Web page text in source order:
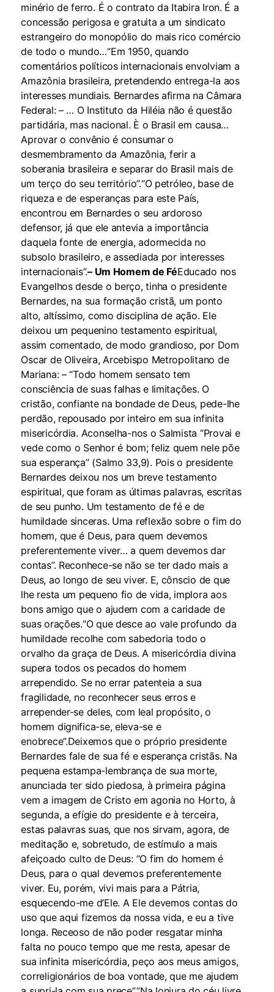
minério de ferro. É o contrato da Itabira Iron. É a
concessão perigosa e gratuita a um sindicato
estrangeiro do monopólio do mais rico comércio
de todo o mundo…“Em 1950, quando
comentários políticos internacionais envolviam a
Amazônia brasileira, pretendendo entrega-la aos
interesses mundiais. Bernardes afirma na Câmara
Federal: – … O Instituto da Hiléia não é questão
partidária, mas nacional. È o Brasil em causa…
Aprovar o convênio é consumar o
desmembramento da Amazônia, ferir a
soberania brasileira e separar do Brasil mais de
um terço do seu território”.“O petróleo, base de
riqueza e de esperanças para este País,
encontrou em Bernardes o seu ardoroso
defensor, já que ele antevia a importância
daquela fonte de energia, adormecida no
subsolo brasileiro, e assediada por interesses
internacionais”.– Um Homem de FéEducado nos
Evangelhos desde o berço, tinha o presidente
Bernardes, na sua formação cristã, um ponto
alto, altíssimo, como disciplina de ação. Ele
deixou um pequenino testamento espiritual,
assim comentado, de modo grandioso, por Dom
Oscar de Oliveira, Arcebispo Metropolitano de
Mariana: – “Todo homem sensato tem
consciência de suas falhas e limitações. O
cristão, confiante na bondade de Deus, pede-lhe
perdão, repousado por inteiro em sua infinita
misericórdia. Aconselha-nos o Salmista “Provai e
vede como o Senhor é bom; feliz quem nele põe
sua esperança” (Salmo 33,9). Pois o presidente
Bernardes deixou nos um breve testamento
espiritual, que foram as últimas palavras, escritas
de seu punho. Um testamento de fé e de
humildade sinceras. Uma reflexão sobre o fim do
homem, que é Deus, para quem devemos
preferentemente viver… a quem devemos dar
contas”. Reconhece-se não se ter dado mais a
Deus, ao longo de seu viver. E, cônscio de que
lhe resta um pequeno fio de vida, implora aos
bons amigo que o ajudem com a caridade de
suas orações.“O que desce ao vale profundo da
humildade recolhe com sabedoria todo o
orvalho da graça de Deus. A misericórdia divina
supera todos os pecados do homem
arrependido. Se no errar patenteia a sua
fragilidade, no reconhecer seus erros e
arrepender-se deles, com leal propósito, o
homem dignifica-se, eleva-se e
enobrece”.Deixemos que o próprio presidente
Bernardes fale de sua fé e esperança cristãs. Na
pequena estampa-lembrança de sua morte,
anunciada ter sido piedosa, à primeira página
vem a imagem de Cristo em agonia no Horto, à
segunda, a efígie do presidente e à terceira,
estas palavras suas, que nos sirvam, agora, de
meditação e, sobretudo, de estímulo a mais
afeiçoado culto de Deus: “O fim do homem é
Deus, para o qual devemos preferentemente
viver. Eu, porém, vivi mais para a Pátria,
esquecendo-me d’Ele. A Ele devemos contas do
uso que aqui fizemos da nossa vida, e eu a tive
longa. Receoso de não poder resgatar minha
falta no pouco tempo que me resta, apesar de
sua infinita misericórdia, peço aos meus amigos,
correligionários de boa vontade, que me ajudem